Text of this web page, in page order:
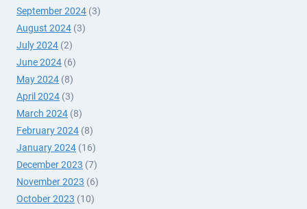
September 2024 (3)
August 2024 (3)
July 2024 (2)
June 2024 (6)
May 2024 (8)
April 2024 (3)
March 2024 (8)
February 2024 (8)
January 2024 (16)
December 2023 (7)
November 2023 (6)
October 2023 (10)